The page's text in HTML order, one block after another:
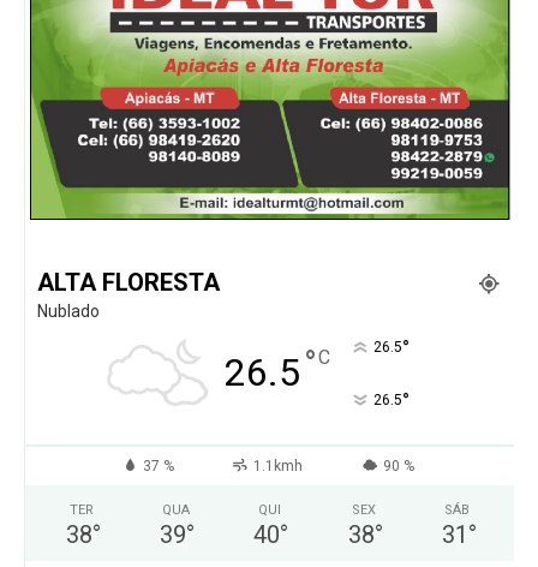
ALTA FLORESTA
Nublado
26.5°C 26.5°
26.5°
37 % 1.1kmh 90 %
TER
38°
QUA
39°
QUI
40°
SEX
38°
SÁB
31 °